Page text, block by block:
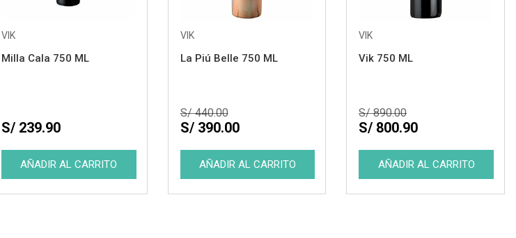
VIK
Milla Cala 750 ML
S/ 239.90
VIK
La Piú Belle 750 ML
S/ 440.00
S/ 390.00
VIK
Vik 750 ML
S/ 890.00
S/ 800.90